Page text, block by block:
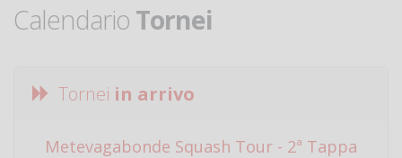
Calendario Tornei
Tornei in arrivo
Metevagabonde Squash Tour - 2ª Tappa